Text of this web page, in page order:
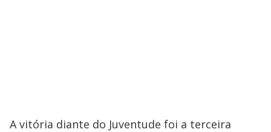
A vitória diante do Juventude foi a terceira